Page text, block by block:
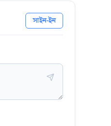
সাইন-ইন